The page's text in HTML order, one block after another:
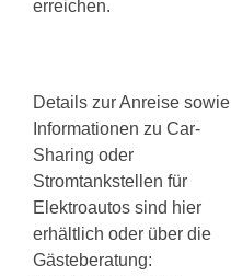
erreichen.
Details zur Anreise sowie
Informationen zu Car-
Sharing oder
Stromtankstellen für
Elektroautos sind hier
erhältlich oder über die
Gästeberatung: